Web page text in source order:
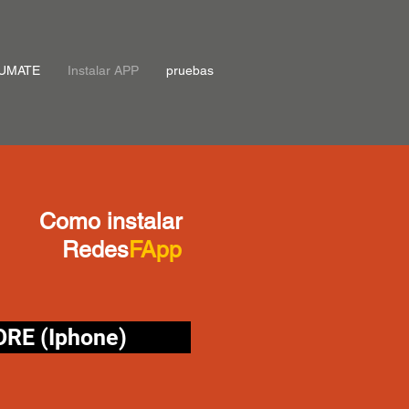
Instalar APP pruebas
Como instalar
RedesFApp
(Iphone)